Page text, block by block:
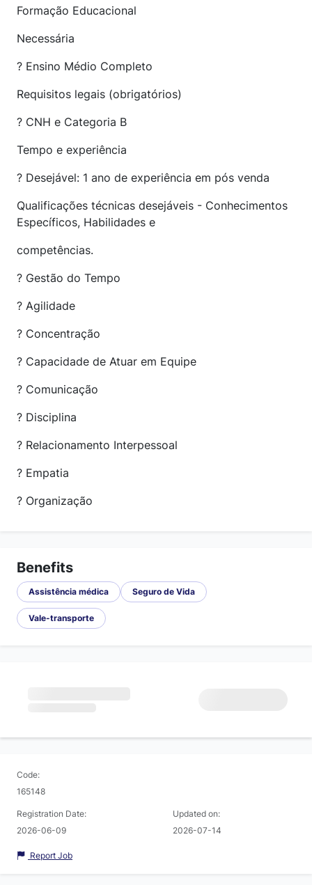
Formação Educacional
Necessária
? Ensino Médio Completo
Requisitos legais (obrigatórios)
? CNH e Categoria B
Tempo e experiência
? Desejável: 1 ano de experiência em pós venda
Qualificações técnicas desejáveis - Conhecimentos
Específicos, Habilidades e
competências.
? Gestão do Tempo
? Agilidade
? Concentração
? Capacidade de Atuar em Equipe
? Comunicação
? Disciplina
? Relacionamento Interpessoal
? Empatia
? Organização
Benefits
Assistência médica Seguro de Vida
Vale-transporte
Code:
165148
Registration Date:
2026-06-09
Updated on:
2026-07-14
Report Job